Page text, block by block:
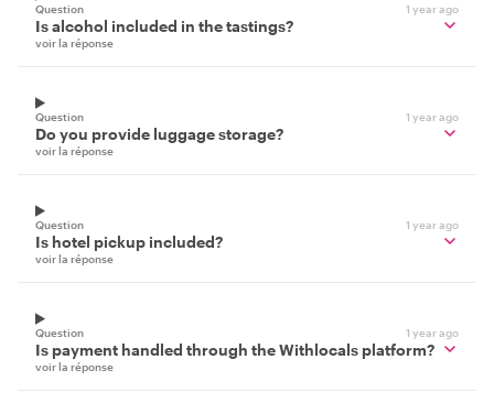
Question 1 year ago
Is alcohol included in the tastings?
voir la réponse
Question 1 year ago
Do you provide luggage storage?
voir la réponse
Question 1 year ago
Is hotel pickup included?
voir la réponse
Question 1 year ago
Is payment handled through the Withlocals platform?
voir la réponse